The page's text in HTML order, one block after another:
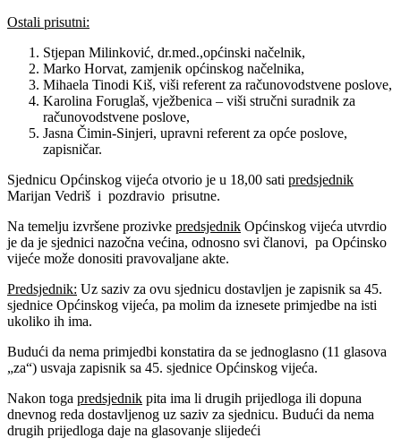
Ostali prisutni:
Stjepan Milinković, dr.med.,općinski načelnik,
Marko Horvat, zamjenik općinskog načelnika,
Mihaela Tinodi Kiš, viši referent za računovodstvene poslove,
Karolina Foruglaš, vježbenica – viši stručni suradnik za
računovodstvene poslove,
Jasna Čimin-Sinjeri, upravni referent za opće poslove,
zapisničar.
Sjednicu Općinskog vijeća otvorio je u 18,00 sati predsjednik
Marijan Vedriš i pozdravio prisutne.
Na temelju izvršene prozivke predsjednik Općinskog vijeća utvrdio
je da je sjednici nazočna većina, odnosno svi članovi, pa Općinsko
vijeće može donositi pravovaljane akte.
Predsjednik: Uz saziv za ovu sjednicu dostavljen je zapisnik sa 45.
sjednice Općinskog vijeća, pa molim da iznesete primjedbe na isti
ukoliko ih ima.
Budući da nema primjedbi konstatira da se jednoglasno (11 glasova
„za“) usvaja zapisnik sa 45. sjednice Općinskog vijeća.
Nakon toga predsjednik pita ima li drugih prijedloga ili dopuna
dnevnog reda dostavljenog uz saziv za sjednicu. Budući da nema
drugih prijedloga daje na glasovanje slijedeći